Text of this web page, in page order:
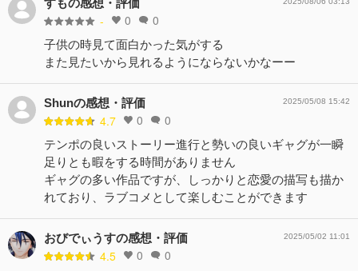
- 0 0
子供の時見て面白かった気がする
また見たいから見れるようにならないかなーー
Shunの感想・評価
4.7 0 0
2025/05/08 15:42
テンポの良いストーリー進行と勢いの良いギャグが一瞬
足りとも暇をする時間がありません
ギャグの多い作品ですが、しっかりと恋愛の描写も描か
れており、ラブコメとして楽しむことができます
おびでぃうすの感想・評価
4.5 0 0
2025/05/02 11:01